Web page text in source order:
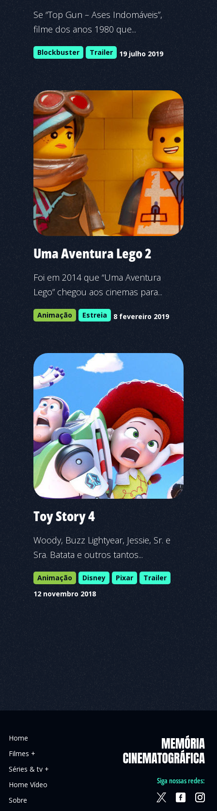
Se “Top Gun – Ases Indomáveis”,
filme dos anos 1980 que...
Blockbuster Trailer 19 julho 2019
Uma Aventura Lego 2
Foi em 2014 que “Uma Aventura
Lego” chegou aos cinemas para...
Animação Estreia 8 fevereiro 2019
Toy Story 4
Woody, Buzz Lightyear, Jessie, Sr. e
Sra. Batata e outros tantos...
Animação Disney Pixar
Trailer
12 novembro 2018
Home
Filmes +
Séries & tv +
Home Vídeo
Sobre
Siga nossas redes: